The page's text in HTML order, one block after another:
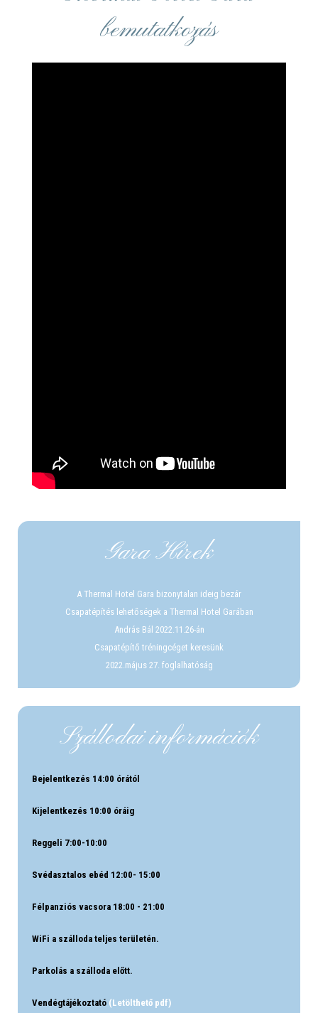
bemutatkozás
Gara Hírek
A Thermal Hotel Gara bizonytalan ideig bezár
Csapatépítés lehetőségek a Thermal Hotel Garában
András Bál 2022.11.26-án
Csapatépítő tréningcéget keresünk
2022.május 27. foglalhatóság
Szállodai információk
Bejelentkezés 14:00 órától
Kijelentkezés 10:00 óráig
Reggeli 7:00-10:00
Svédasztalos ebéd 12:00- 15:00
Félpanziós vacsora 18:00 - 21:00
WiFi a szálloda teljes területén.
Parkolás a szálloda előtt.
Vendégtájékoztató (Letölthető pdf)